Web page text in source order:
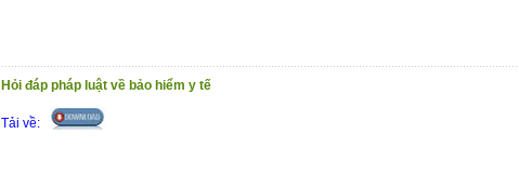
Hỏi đáp pháp luật về bảo hiểm y tế
Tải về: